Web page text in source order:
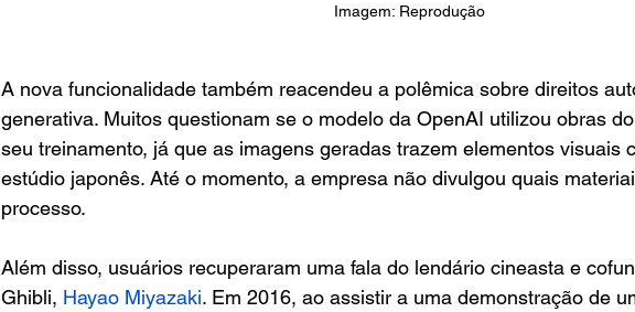
Imagem: Reprodução
A nova funcionalidade também reacendeu a polêmica sobre direitos
generativa. Muitos questionam se o modelo da OpenAI utilizou obras do
seu treinamento, já que as imagens geradas trazem elementos visuais
estúdio japonês. Até o momento, a empresa não divulgou quais
processo.
Além disso, usuários recuperaram uma fala do lendário cineasta e
Ghibli, Hayao Miyazaki. Em 2016, ao assistir a uma demonstração de